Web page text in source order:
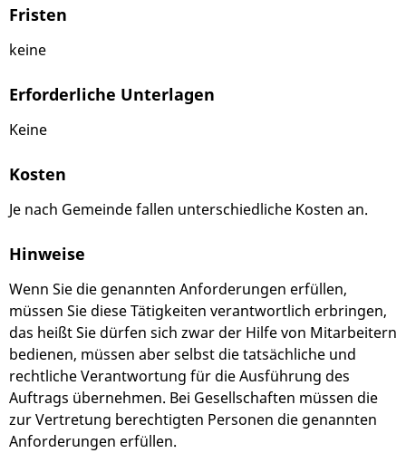
Fristen
keine
Erforderliche Unterlagen
Keine
Kosten
Je nach Gemeinde fallen unterschiedliche Kosten an.
Hinweise
Wenn Sie die genannten Anforderungen erfüllen,
müssen Sie diese Tätigkeiten verantwortlich erbringen,
das heißt Sie dürfen sich zwar der Hilfe von Mitarbeitern
bedienen, müssen aber selbst die tatsächliche und
rechtliche Verantwortung für die Ausführung des
Auftrags übernehmen. Bei Gesellschaften müssen die
zur Vertretung berechtigten Personen die genannten
Anforderungen erfüllen.